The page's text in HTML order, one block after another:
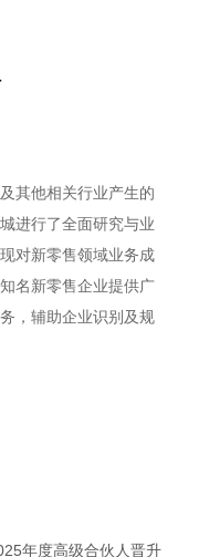
其他相关行业产生的
进行了全面研究与业
对新零售领域业务成
名新零售企业提供广
，辅助企业识别及规
年度高级合伙人晋升